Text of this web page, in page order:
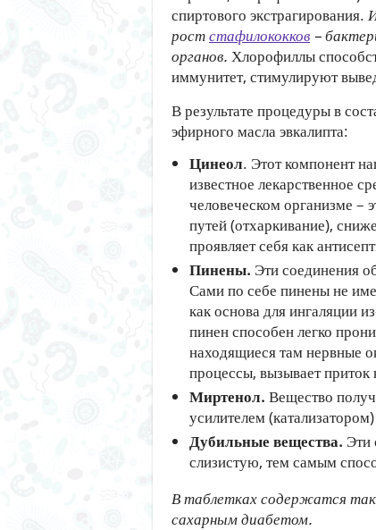
спиртового экстрагирования.
ростстафилококков –
органов. Хлорофиллы
иммунитет, стимулируют
В результате процедуры в
эфирного масла эвкалипта:
Цинеол. Этот компонент
известное лекарственное
человеческом организме –
путей (отхаркивание),
проявляет себя как
Пинены. Эти соединения
Сами по себе пинены не
как основа для ингаляции
пинен способен легко
находящиеся там нервные
процессы, вызывает приток
Миртенол. Вещество
усилителем
Дубильные вещества. Эти
слизистую, тем самым
В таблетках содержатся
сахарным диабетом.